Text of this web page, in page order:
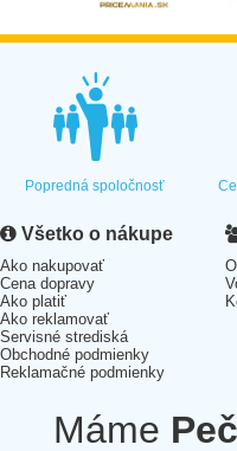
Popredná spoločnosť
Všetko o nákupe
Ako nakupovať
Cena dopravy
Ako platiť
Ako reklamovať
Servisné strediská
Obchodné podmienky
Reklamačné podmienky
Máme